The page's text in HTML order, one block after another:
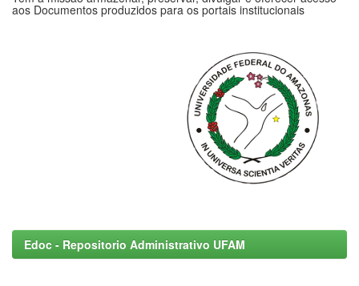
aos Documentos produzidos para os portais institucionais
Edoc - Repositorio Administrativo UFAM